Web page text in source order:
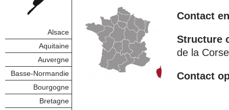
Alsace
Aquitaine
Auvergne
Basse-Normandie
Bourgogne
Bretagne
Contact
Structure
de la
Contact